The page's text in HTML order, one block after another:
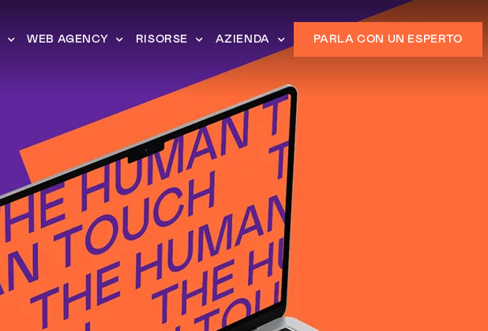
WEB AGENCY RISORSE AZIENDA PARLA CON UN ESPERTO